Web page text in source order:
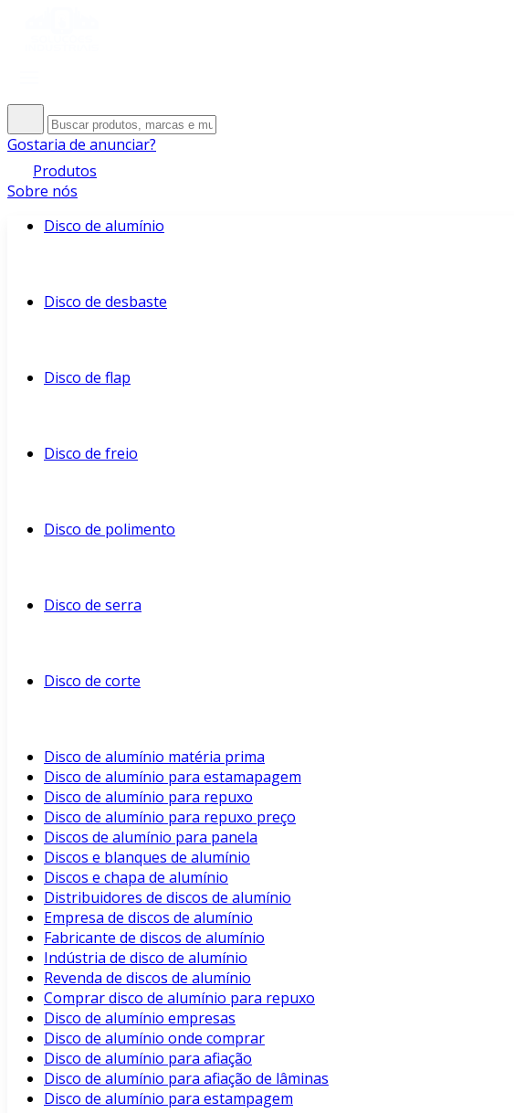
Gostaria de anunciar?
Produtos
Sobre nós
Disco de alumínio
Disco de desbaste
Disco de flap
Disco de freio
Disco de polimento
Disco de serra
Disco de corte
Disco de alumínio matéria prima
Disco de alumínio para estamapagem
Disco de alumínio para repuxo
Disco de alumínio para repuxo preço
Discos de alumínio para panela
Discos e blanques de alumínio
Discos e chapa de alumínio
Distribuidores de discos de alumínio
Empresa de discos de alumínio
Fabricante de discos de alumínio
Indústria de disco de alumínio
Revenda de discos de alumínio
Comprar disco de alumínio para repuxo
Disco de alumínio empresas
Disco de alumínio onde comprar
Disco de alumínio para afiação
Disco de alumínio para afiação de lâminas
Disco de alumínio para estampagem